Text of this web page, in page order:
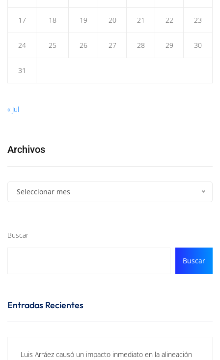
17 18 19 20 21 22 23
24 25 26 27 28 29 30
31
« Jul
Archivos
Seleccionar mes
Buscar
Buscar
Entradas Recientes
Luis Arráez causó un impacto inmediato en la alineación